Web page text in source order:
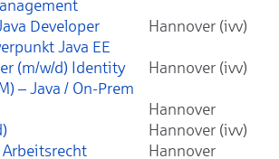
Developer
Java EE
Hannover (ivv)
(m/w/d) Identity
– Java / On-Prem
Hannover (ivv)
Hannover
Hannover (ivv)
Hannover